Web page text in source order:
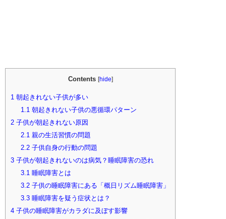
Contents [hide]
1 朝起きれない子供が多い
1.1朝起きれない子供の悪循環パターン
2 子供が朝起きれない原因
2.1親の生活習慣の問題
2.2子供自身の行動の問題
3 子供が朝起きれないのは病気？睡眠障害の恐れ
3.1睡眠障害とは
3.2子供の睡眠障害にある「概日リズム睡眠障害」
3.3睡眠障害を疑う症状とは？
4 子供の睡眠障害がカラダに及ぼす影響